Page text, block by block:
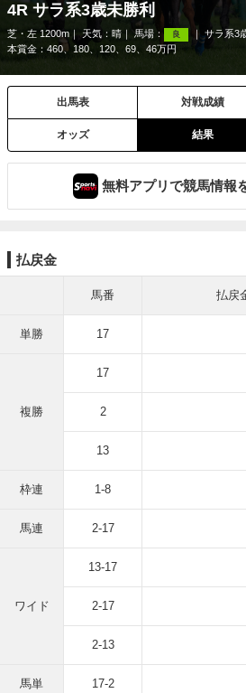
4R サラ系3歳未勝利
芝・左 1200m 天気： 晴 馬場： 良 サラ系3
本賞金：460、180、120、69、46万円
出馬表 対戦成績
オッズ 結果
無料アプリで競馬情報
払戻金
馬番 払戻
単勝 17
複勝
17
2
13
枠連 1-8
馬連 2-17
ワイド
13-17
2-17
2-13
馬単 17-2